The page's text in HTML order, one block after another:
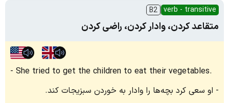
verb - transitive
B2
متقاعد کردن، وادار کردن، راضی کردن
She tried to get the children to eat their vegetables.
او سعی کرد بچه‌ها را وادار به خوردن سبزیجات کند.